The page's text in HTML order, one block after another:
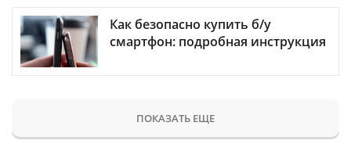
Как безопасно купить б/у
смартфон: подробная инструкция
ПОКАЗАТЬ ЕЩЕ